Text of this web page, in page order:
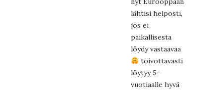
lähtisi helposti,
jos ei
paikallisesta
löydy vastaavaa
toivottavasti
löytyy 5-
vuotiaalle hyvä